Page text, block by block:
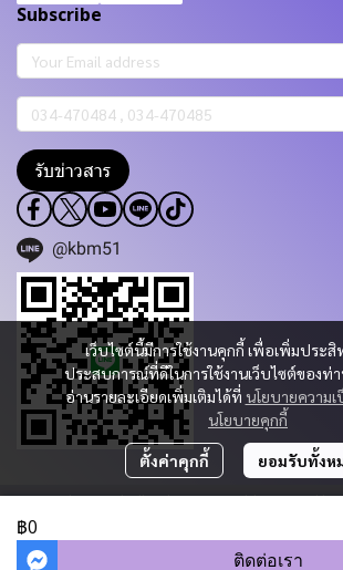
฿0
ติดต่อเรา
เว็บไซต์นี้มีการใช้งานคุกกี้ เพื่อเพิ่มประ
ประสบการณ์ที่ดีในการใช้งานเว็บไซต์ของท่
อ่านรายละเอียดเพิ่มเติมได้ที่ นโยบายความ
นโยบายคุกกี้
ตั้งค่าคุกกี้ ยอมรับทั้งห
Subscribe
รับข่าวสาร
@kbm51
Copyright 2023 | All Rights Reserved | Powered by
ผู้เข้าชมวันนี้325